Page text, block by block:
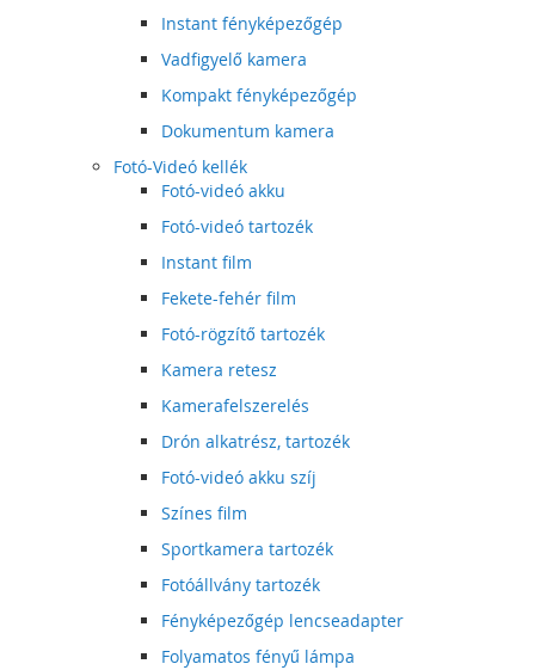
Instant fényképezőgép
Vadfigyelő kamera
Kompakt fényképezőgép
Dokumentum kamera
Fotó-Videó kellék
Fotó-videó akku
Fotó-videó tartozék
Instant film
Fekete-fehér film
Fotó-rögzítő tartozék
Kamera retesz
Kamerafelszerelés
Drón alkatrész, tartozék
Fotó-videó akku szíj
Színes film
Sportkamera tartozék
Fotóállvány tartozék
Fényképezőgép lencseadapter
Folyamatos fényű lámpa